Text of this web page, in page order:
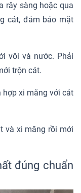
rây sàng hoặc qua
cát, đảm bảo mặt
vôi và nước. Phải
trộn cát.
hợp xi măng với cát
và xi măng rồi mới
đúng chuẩn